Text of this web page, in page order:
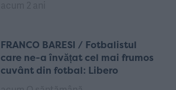
FRANCO BARESI / Fotbalistul
care ne-a învățat cel mai frumos
cuvânt din fotbal: Libero